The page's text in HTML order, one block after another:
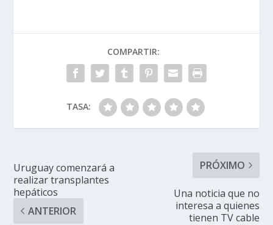
COMPARTIR:
TASA:
Uruguay comenzará a
realizar transplantes
hepáticos
ANTERIOR
PRÓXIMO
Una noticia que no
interesa a quienes
tienen TV cable